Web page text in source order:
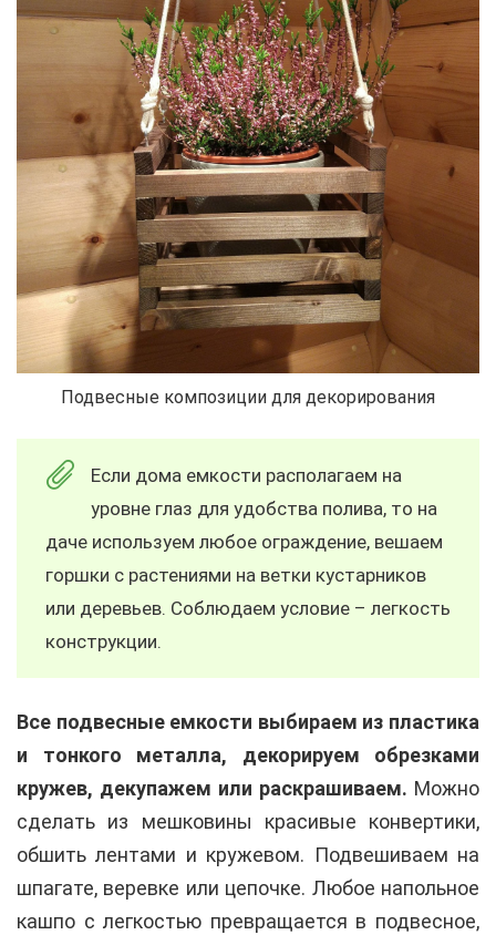
Подвесные композиции для декорирования
Если дома емкости располагаем на
уровне глаз для удобства полива, то на
даче используем любое ограждение, вешаем
горшки с растениями на ветки кустарников
или деревьев. Соблюдаем условие – легкость
конструкции.
Все подвесные емкости выбираем из пластика
и тонкого металла, декорируем обрезками
кружев, декупажем или раскрашиваем. Можно
сделать из мешковины красивые конвертики,
обшить лентами и кружевом. Подвешиваем на
шпагате, веревке или цепочке. Любое напольное
кашпо с легкостью превращается в подвесное,